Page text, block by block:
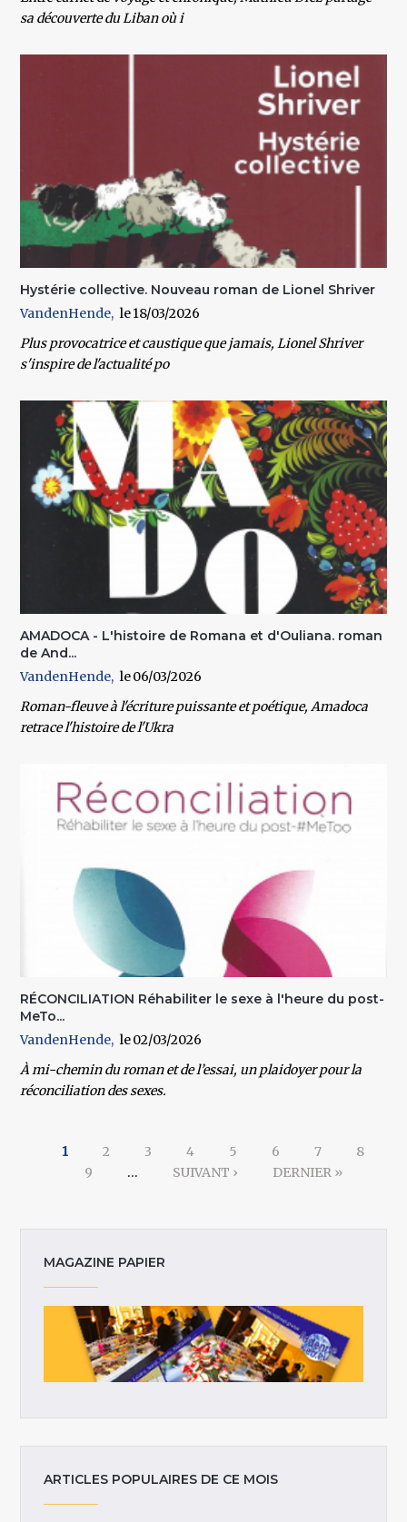
sa découverte du Liban où i
Hystérie collective. Nouveau roman de Lionel Shriver
VandenHende
18/03/2026
Plus provocatrice et caustique que jamais, Lionel Shriver
s'inspire de l'actualité po
AMADOCA - L'histoire de Romana et d'Ouliana. roman
de And...
VandenHende
06/03/2026
Roman-fleuve à l'écriture puissante et poétique, Amadoca
retrace l'histoire de l'Ukra
RÉCONCILIATION Réhabiliter le sexe à l'heure du post-
MeTo...
VandenHende
02/03/2026
À mi-chemin du roman et de l’essai, un plaidoyer pour la
réconciliation des sexes.
1 2 3 4 5 6 7
8
9
… SUIVANT › DERNIER »
MAGAZINE PAPIER
ARTICLES POPULAIRES DE CE MOIS